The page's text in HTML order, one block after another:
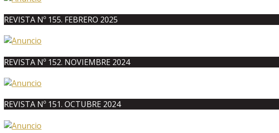
REVISTA Nº 155. FEBRERO 2025
REVISTA Nº 152. NOVIEMBRE 2024
REVISTA Nº 151. OCTUBRE 2024